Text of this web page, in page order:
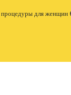
процедуры для